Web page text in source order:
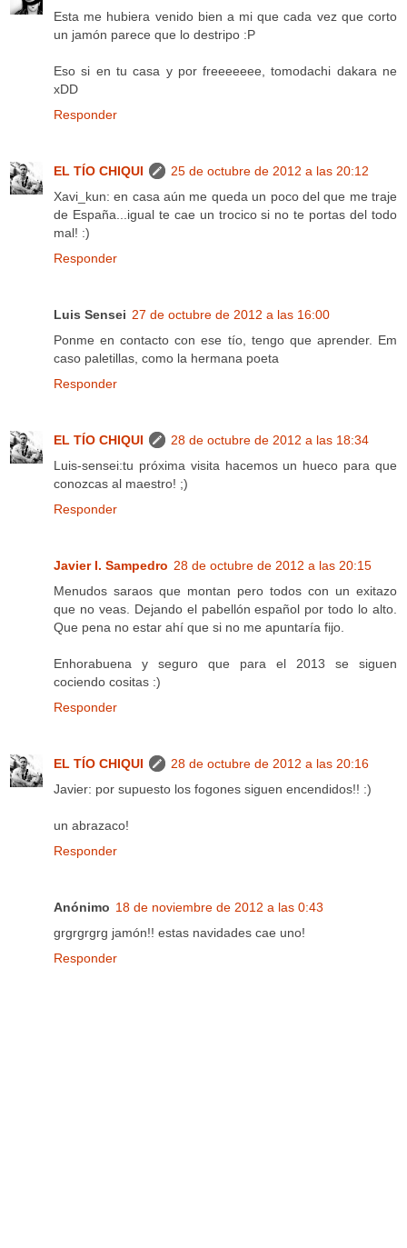
Esta me hubiera venido bien a mi que cada vez que corto
un jamón parece que lo destripo :P
Eso si en tu casa y por freeeeeee, tomodachi dakara ne
xDD
Responder
EL TÍO CHIQUI
25 de octubre de 2012 a las 20:12
Xavi_kun: en casa aún me queda un poco del que me traje
de España...igual te cae un trocico si no te portas del todo
mal! :)
Responder
Luis Sensei 27 de octubre de 2012 a las 16:00
Ponme en contacto con ese tío, tengo que aprender. Em
caso paletillas, como la hermana poeta
Responder
EL TÍO CHIQUI
28 de octubre de 2012 a las 18:34
Luis-sensei:tu próxima visita hacemos un hueco para que
conozcas al maestro! ;)
Responder
Javier I. Sampedro 28 de octubre de 2012 a las 20:15
Menudos saraos que montan pero todos con un exitazo
que no veas. Dejando el pabellón español por todo lo alto.
Que pena no estar ahí que si no me apuntaría fijo.
Enhorabuena y seguro que para el 2013 se siguen
cociendo cositas :)
Responder
EL TÍO CHIQUI
28 de octubre de 2012 a las 20:16
Javier: por supuesto los fogones siguen encendidos!! :)
un abrazaco!
Responder
Anónimo 18 de noviembre de 2012 a las 0:43
grgrgrgrg jamón!! estas navidades cae uno!
Responder